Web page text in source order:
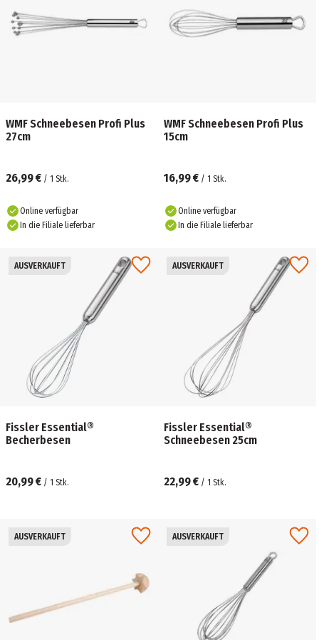
WMF Schneebesen Profi Plus
27cm
26,99 € / 1 Stk.
Online verfügbar
In die Filiale lieferbar
WMF Schneebesen Profi Plus
15cm
16,99 € / 1 Stk.
Online verfügbar
In die Filiale lieferbar
AUSVERKAUFT
Fissler Essential®
Becherbesen
20,99 € / 1 Stk.
AUSVERKAUFT
Fissler Essential®
Schneebesen 25cm
22,99 € / 1 Stk.
AUSVERKAUFT AUSVERKAUFT